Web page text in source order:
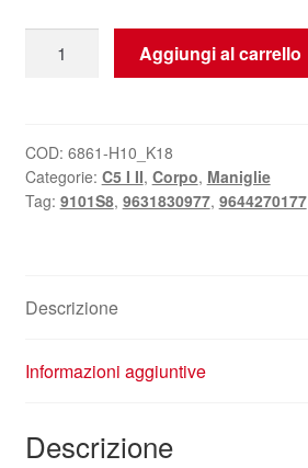
della
destra
EZWD
Citroën
II
9101S8
Aggiungi al carrello
COD: 6861-H10_K18
Categorie: C5 I II, Corpo, Maniglie
Tag: 9101S8, 9631830977, 9644270177
Descrizione
Informazioni aggiuntive
Descrizione